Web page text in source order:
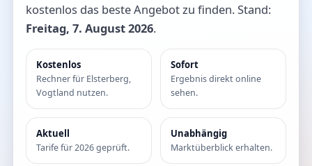
kostenlos das beste Angebot zu finden. Stand:
Freitag, 7. August 2026.
Kostenlos
Rechner für Elsterberg,
Vogtland nutzen.
Sofort
Ergebnis direkt online
sehen.
Aktuell
Tarife für 2026 geprüft.
Unabhängig
Marktüberblick erhalten.